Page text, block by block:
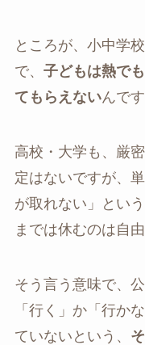
ところが、小中学
で、 子どもは熱で
てもらえないんです
高校・大学も、厳
定はないですが、
が取れない」とい
までは休むのは自由
そう言う意味で、
「行く」か「行か
ていないという、